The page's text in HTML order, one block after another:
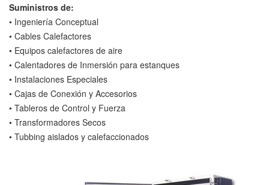
Suministros de:
• Ingeniería Conceptual
• Cables Calefactores
• Equipos calefactores de aire
• Calentadores de Inmersión para estanques
• Instalaciones Especiales
• Cajas de Conexión y Accesorios
• Tableros de Control y Fuerza
• Transformadores Secos
• Tubbing aislados y calefaccionados